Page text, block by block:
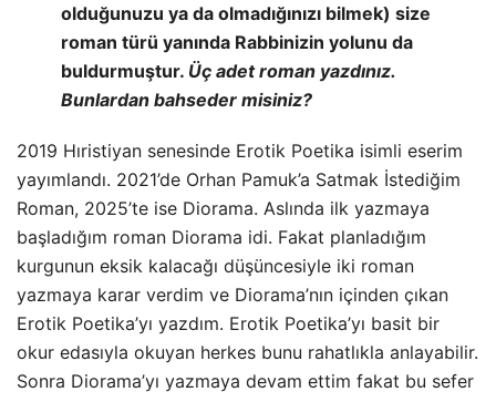
olduğunuzu ya da olmadığınızı bilmek) size
roman türü yanında Rabbinizin yolunu da
buldurmuştur. Üç adet roman yazdınız.
Bunlardan bahseder misiniz?
2019 Hıristiyan senesinde Erotik Poetika isimli eserim
yayımlandı. 2021’de Orhan Pamuk’a Satmak İstediğim
Roman, 2025’te ise Diorama. Aslında ilk yazmaya
başladığım roman Diorama idi. Fakat planladığım
kurgunun eksik kalacağı düşüncesiyle iki roman
yazmaya karar verdim ve Diorama’nın içinden çıkan
Erotik Poetika’yı yazdım. Erotik Poetika’yı basit bir
okur edasıyla okuyan herkes bunu rahatlıkla anlayabilir.
Sonra Diorama’yı yazmaya devam ettim fakat bu sefer